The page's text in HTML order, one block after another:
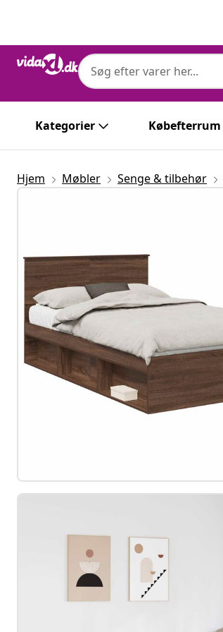
Kategorier Købefterrum
Hjem Møbler Senge & tilbehør